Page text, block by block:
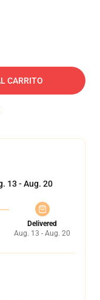
CARRITO
13 - Aug. 20
Delivered
Aug. 13 - Aug. 20